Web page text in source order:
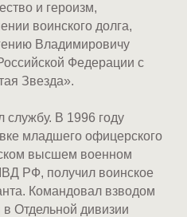
и героизм,
воинского долга,
Владимировичу
Федерации с
Звезда».
службу. В 1996 году
младшего офицерского
высшем военном
РФ, получил воинское
Командовал взводом
Отдельной дивизии